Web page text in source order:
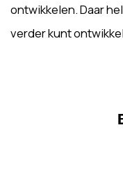
ontwikkelen. Daar
verder kunt